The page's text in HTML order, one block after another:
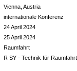
Vienna, Austria
internationale Konferenz
24 April 2024
25 April 2024
Raumfahrt
R SY - Technik für